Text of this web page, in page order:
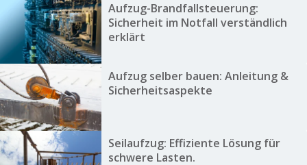
Aufzug-Brandfallsteuerung:
Sicherheit im Notfall verständlich
erklärt
Aufzug selber bauen: Anleitung &
Sicherheitsaspekte
Seilaufzug: Effiziente Lösung für
schwere Lasten.